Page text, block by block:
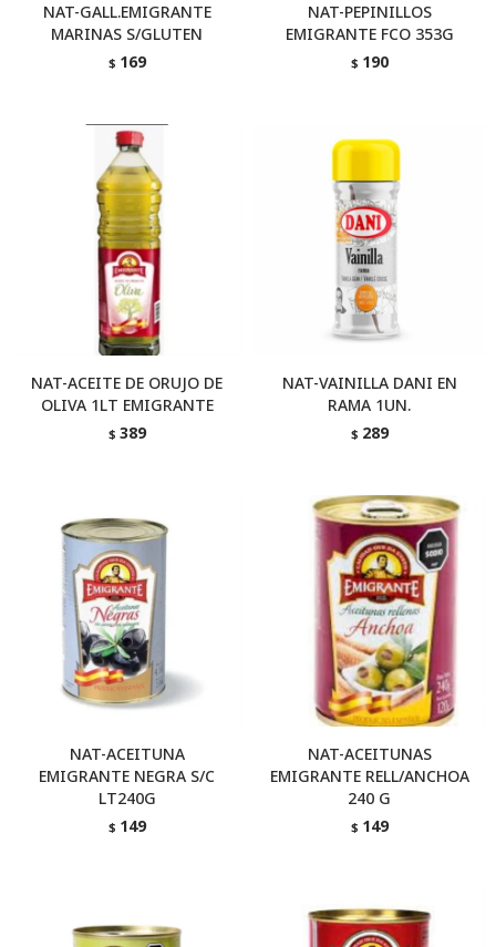
NAT-GALL.EMIGRANTE
MARINAS S/GLUTEN
$ 169
NAT-PEPINILLOS
EMIGRANTE FCO 353G
$ 190
NAT-ACEITE DE ORUJO DE
OLIVA 1LT EMIGRANTE
$ 389
NAT-VAINILLA DANI EN
RAMA 1UN.
$ 289
NAT-ACEITUNA
EMIGRANTE NEGRA S/C
LT240G
$ 149
NAT-ACEITUNAS
EMIGRANTE RELL/ANCHOA
240 G
$ 149